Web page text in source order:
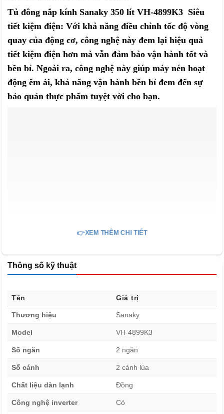
Tủ đông nắp kính Sanaky 350 lít VH-4899K3 Siêu
tiết kiệm điện: Với khả năng điều chỉnh tốc độ vòng
quay của động cơ, công nghệ này đem lại hiệu quả
tiết kiệm điện hơn mà vẫn đảm bảo vận hành tốt và
bền bỉ. Ngoài ra, công nghệ này giúp máy nén hoạt
động êm ái, khả năng vận hành bền bỉ đem đến sự
bảo quản thực phẩm tuyệt vời cho bạn.
THIẾT KẾ THÔNG MINH Tủ đông nắp kính
Sanaky 350 lít VH-4899K3
Tủ đông nắp kính Sanaky 350 lít VH-4899K3 1 ngăn
đông – 2 cánh kính lùa: Đây là dòng tủ 1 ngăn đông
👉XEM THÊM CHI TIẾT
Thông số kỹ thuật
Tên Giá trị
Thương hiệu Sanaky
Model VH-4899K3
Số ngăn 2 ngăn
Số cánh 2 cánh lùa
Chất liệu dàn lạnh Đồng
Công nghệ inverter Có